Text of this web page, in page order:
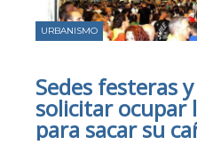
URBANISMO
Sedes festeras
solicitar ocupar
para sacar su